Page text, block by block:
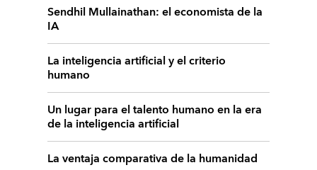
Sendhil Mullainathan: el economista de la
IA
La inteligencia artificial y el criterio
humano
Un lugar para el talento humano en la era
de la inteligencia artificial
La ventaja comparativa de la humanidad